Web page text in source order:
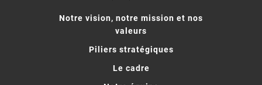
Notre vision, notre mission et nos
valeurs
Piliers stratégiques
Le cadre